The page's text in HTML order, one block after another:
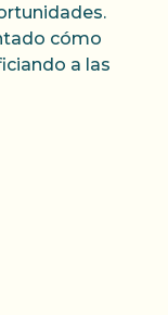
cómo
a las